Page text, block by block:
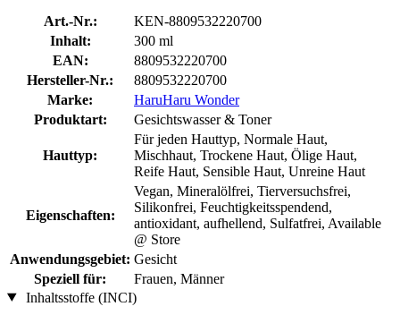
Art.-Nr.:
KEN-8809532220700
Inhalt:
300 ml
EAN:
8809532220700
Hersteller-Nr.:
8809532220700
Marke:
HaruHaru Wonder
Produktart:
Gesichtswasser & Toner
Hauttyp:
Für jeden Hauttyp, Normale Haut,
Mischhaut, Trockene Haut, Ölige Haut,
Reife Haut, Sensible Haut, Unreine Haut
Eigenschaften:
Vegan, Mineralölfrei, Tierversuchsfrei,
Silikonfrei, Feuchtigkeitsspendend,
antioxidant, aufhellend, Sulfatfrei, Available
@ Store
Anwendungsgebiet: Gesicht
Speziell für:
Frauen, Männer
Inhaltsstoffe (INCI)